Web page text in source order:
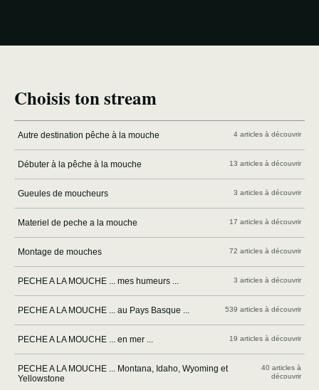
Choisis ton stream
Autre destination pêche à la mouche 4 articles à découvrir
Débuter à la pêche à la mouche 13 articles à découvrir
Gueules de moucheurs 3 articles à découvrir
Materiel de peche a la mouche 17 articles à découvrir
Montage de mouches 72 articles à découvrir
PECHE A LA MOUCHE ... mes humeurs ... 3 articles à découvrir
PECHE A LA MOUCHE ... au Pays Basque ... 539 articles à découvrir
PECHE A LA MOUCHE ... en mer ... 19 articles à découvrir
PECHE A LA MOUCHE ... Montana, Idaho, Wyoming et
Yellowstone
40 articles à
découvrir